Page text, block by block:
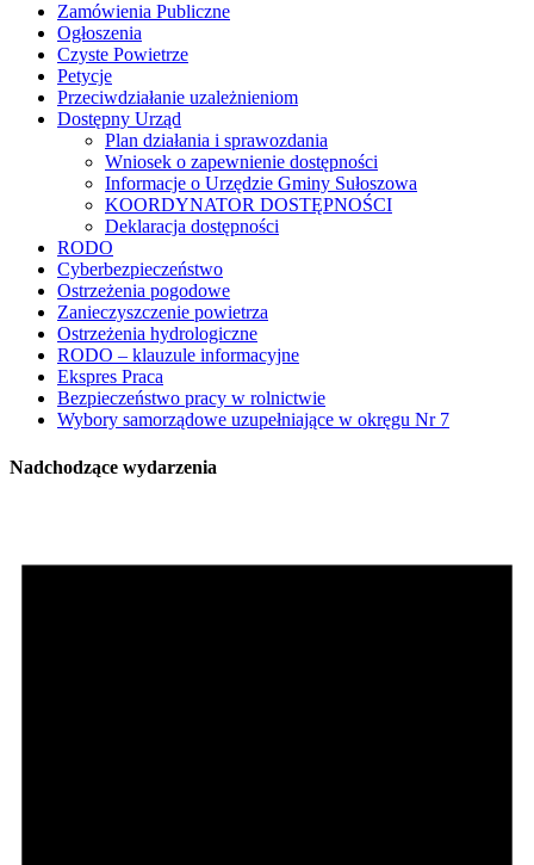
Zamówienia Publiczne
Ogłoszenia
Czyste Powietrze
Petycje
Przeciwdziałanie uzależnieniom
Dostępny Urząd
Plan działania i sprawozdania
Wniosek o zapewnienie dostępności
Informacje o Urzędzie Gminy Sułoszowa
KOORDYNATOR DOSTĘPNOŚCI
Deklaracja dostępności
RODO
Cyberbezpieczeństwo
Ostrzeżenia pogodowe
Zanieczyszczenie powietrza
Ostrzeżenia hydrologiczne
RODO – klauzule informacyjne
Ekspres Praca
Bezpieczeństwo pracy w rolnictwie
Wybory samorządowe uzupełniające w okręgu Nr 7
Nadchodzące wydarzenia